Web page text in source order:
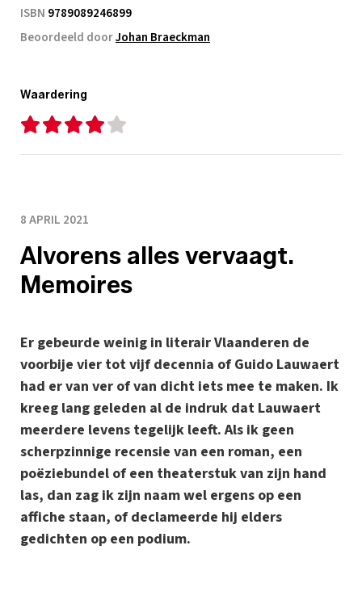
ISBN 9789089246899
Beoordeeld doorJohan Braeckman
Waardering
8 APRIL 2021
Alvorens alles vervaagt.
Memoires
Er gebeurde weinig in literair Vlaanderen de
voorbije vier tot vijf decennia of Guido Lauwaert
had er van ver of van dicht iets mee te maken. Ik
kreeg lang geleden al de indruk dat Lauwaert
meerdere levens tegelijk leeft. Als ik geen
scherpzinnige recensie van een roman, een
poëziebundel of een theaterstuk van zijn hand
las, dan zag ik zijn naam wel ergens op een
affiche staan, of declameerde hij elders
gedichten op een podium.